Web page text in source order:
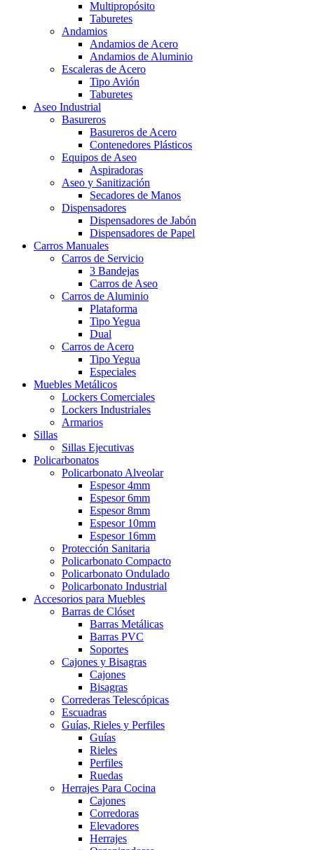
Multipropósito
Taburetes
Andamios
Andamios de Acero
Andamios de Aluminio
Escaleras de Acero
Tipo Avión
Taburetes
Aseo Industrial
Basureros
Basureros de Acero
Contenedores Plásticos
Equipos de Aseo
Aspiradoras
Aseo y Sanitización
Secadores de Manos
Dispensadores
Dispensadores de Jabón
Dispensadores de Papel
Carros Manuales
Carros de Servicio
3 Bandejas
Carros de Aseo
Carros de Aluminio
Plataforma
Tipo Yegua
Dual
Carros de Acero
Tipo Yegua
Especiales
Muebles Metálicos
Lockers Comerciales
Lockers Industriales
Armarios
Sillas
Sillas Ejecutivas
Policarbonatos
Policarbonato Alveolar
Espesor 4mm
Espesor 6mm
Espesor 8mm
Espesor 10mm
Espesor 16mm
Protección Sanitaria
Policarbonato Compacto
Policarbonato Ondulado
Policarbonato Industrial
Accesorios para Muebles
Barras de Clóset
Barras Metálicas
Barras PVC
Soportes
Cajones y Bisagras
Cajones
Bisagras
Correderas Telescópicas
Escuadras
Guías, Rieles y Perfiles
Guías
Rieles
Perfiles
Ruedas
Herrajes Para Cocina
Cajones
Corredoras
Elevadores
Herrajes